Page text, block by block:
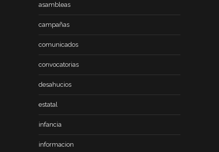
asambleas
campañas
comunicados
convocatorias
desahucios
estatal
infancia
informacion